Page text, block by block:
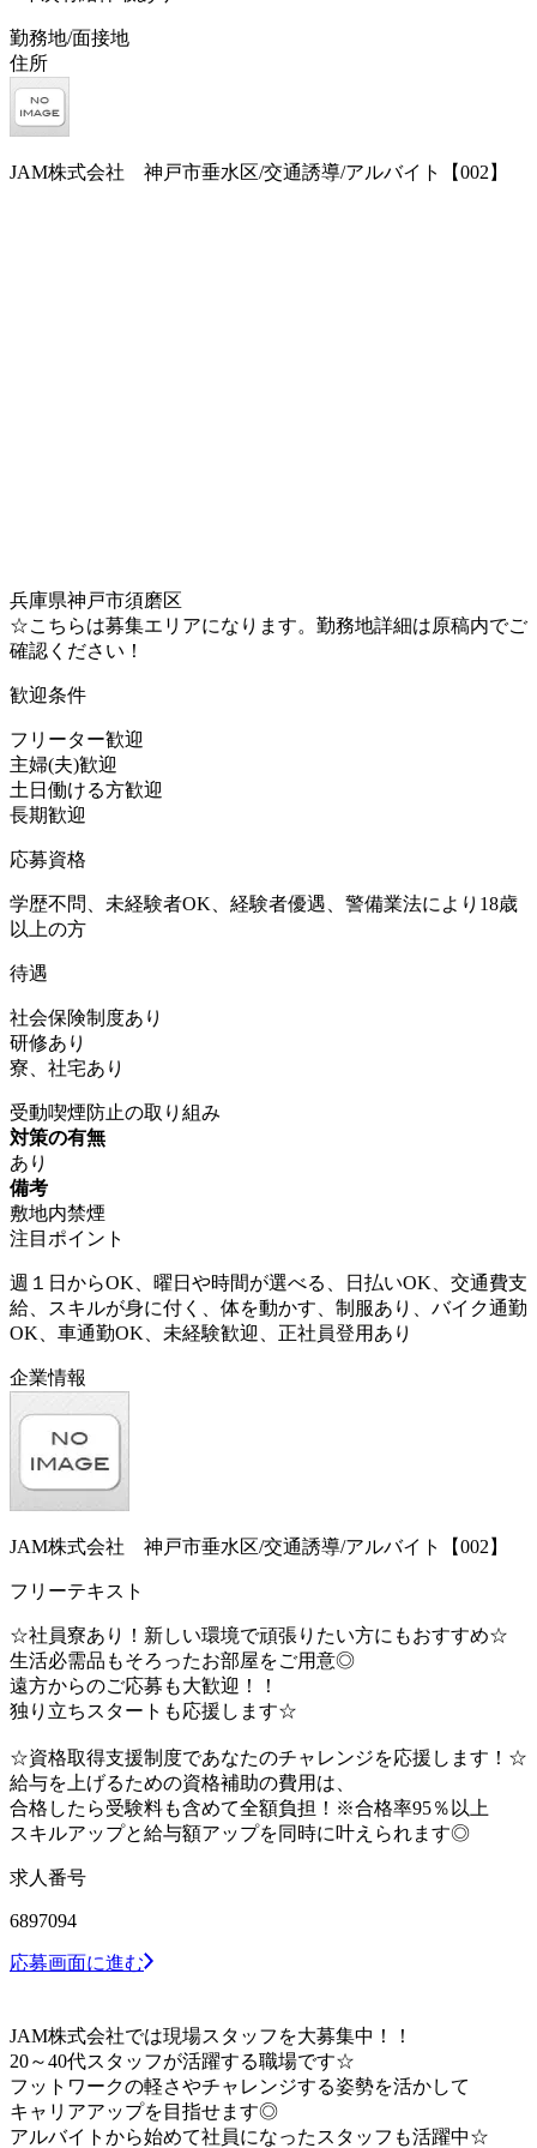
勤務地/面接地
住所
JAM株式会社 神戸市垂水区/交通誘導/アルバイト【002】
兵庫県神戸市須磨区
☆こちらは募集エリアになります。勤務地詳細は原稿内でご
確認ください！
歓迎条件
フリーター歓迎
主婦(夫)歓迎
土日働ける方歓迎
長期歓迎
応募資格
学歴不問、未経験者OK、経験者優遇、警備業法により18歳
以上の方
待遇
社会保険制度あり
研修あり
寮、社宅あり
受動喫煙防止の取り組み
対策の有無
あり
備考
敷地内禁煙
注目ポイント
週１日からOK、曜日や時間が選べる、日払いOK、交通費支
給、スキルが身に付く、体を動かす、制服あり、バイク通勤
OK、車通勤OK、未経験歓迎、正社員登用あり
企業情報
JAM株式会社 神戸市垂水区/交通誘導/アルバイト【002】
フリーテキスト
☆社員寮あり！新しい環境で頑張りたい方にもおすすめ☆
生活必需品もそろったお部屋をご用意◎
遠方からのご応募も大歓迎！！
独り立ちスタートも応援します☆
☆資格取得支援制度であなたのチャレンジを応援します！☆
給与を上げるための資格補助の費用は、
合格したら受験料も含めて全額負担！※合格率95％以上
スキルアップと給与額アップを同時に叶えられます◎
求人番号
6897094
応募画面に進む
JAM株式会社では現場スタッフを大募集中！！
20～40代スタッフが活躍する職場です☆
フットワークの軽さやチャレンジする姿勢を活かして
キャリアアップを目指せます◎
アルバイトから始めて社員になったスタッフも活躍中☆